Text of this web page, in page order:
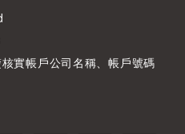
實帳戶公司名稱、帳戶號碼